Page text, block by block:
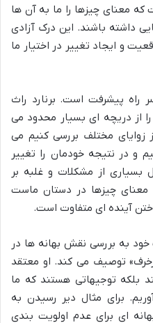
معنای چیزها را ما به آن ها
داشته باشند. این درک آزادی
و ایجاد تغییر در اختیار ما
راه پیشرفت است. برنارد راث
از دریچه ای بسیار محدود می
زوایای مختلف بررسی کنیم می
و در نتیجه خودمان را تغییر
بسیاری از مشکلات و غلبه بر
چیزها در دستان ماست
آینده ای متفاوت است.
به بررسی نقش بهانه ها در
توصیف می کند. او معتقد
بلکه توجیهاتی هستند که ما
برای مثال دیر رسیدن به
ای برای عدم اولویت بندی